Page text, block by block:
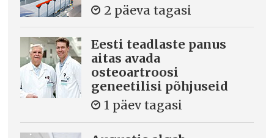
2 päeva tagasi
Eesti teadlaste panus
aitas avada
osteoartroosi
geneetilisi põhjuseid
1 päev tagasi